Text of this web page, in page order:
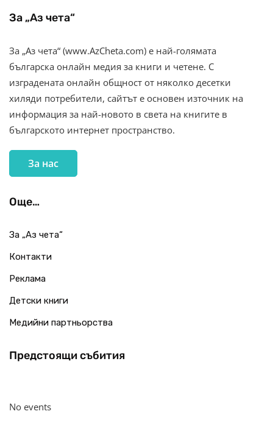
За „Аз чета“
За „Аз чета“ (www.AzCheta.com) е най-голямата
българска онлайн медия за книги и четене. С
изградената онлайн общност от няколко десетки
хиляди потребители, сайтът е основен източник на
информация за най-новото в света на книгите в
българското интернет пространство.
За нас
Още…
За „Аз чета“
Контакти
Реклама
Детски книги
Медийни партньорства
Предстоящи събития
No events